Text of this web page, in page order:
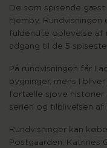
De som spisende
hjemby.
fuldendte oplevelse af
adgang til de 5
På rundvisningen får I
bygninger, mens I
fortælle sjove historier
serien og tilblivelsen
Rundvisninger kan
Postgaarden, Katrines